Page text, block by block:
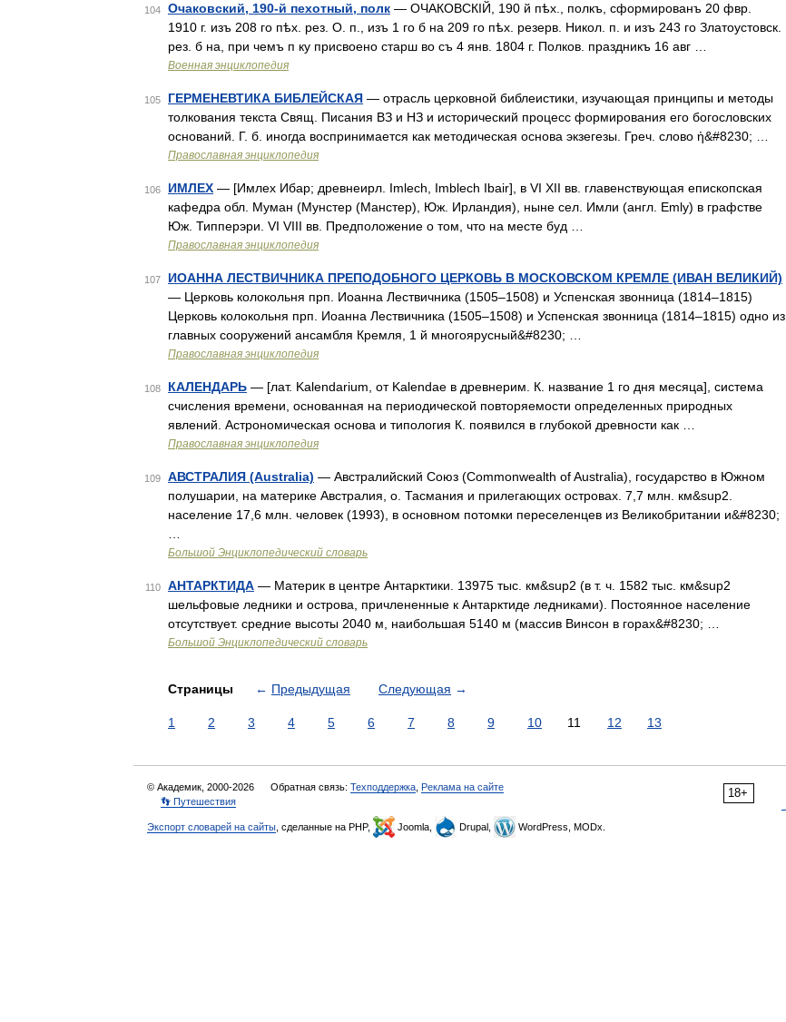
104 Очаковский, 190-й пехотный, полк — ОЧАКОВСКІЙ, 190 й пѣх., полкъ, сформированъ 20 фвр.
1910 г. изъ 208 го пѣх. рез. О. п., изъ 1 го б на 209 го пѣх. резерв. Никол. п. и изъ 243 го Златоустовск.
рез. б на, при чемъ п ку присвоено старш во съ 4 янв. 1804 г. Полков. праздникъ 16 авг …
Военная энциклопедия
105 ГЕРМЕНЕВТИКА БИБЛЕЙСКАЯ — отрасль церковной библеистики, изучающая принципы и методы
толкования текста Свящ. Писания ВЗ и НЗ и исторический процесс формирования его богословских
оснований. Г. б. иногда воспринимается как методическая основа экзегезы. Греч. слово ἡ&#8230; …
Православная энциклопедия
106 ИМЛЕХ — [Имлех Ибар; древнеирл. Imlech, Imblech Ibair], в VI XII вв. главенствующая епископская
кафедра обл. Муман (Мунстер (Манстер), Юж. Ирландия), ныне сел. Имли (англ. Emly) в графстве
Юж. Типперэри. VI VIII вв. Предположение о том, что на месте буд …
Православная энциклопедия
107
ИОАННА ЛЕСТВИЧНИКА ПРЕПОДОБНОГО ЦЕРКОВЬ В МОСКОВСКОМ КРЕМЛЕ (ИВАН ВЕЛИКИЙ)
— Церковь колокольня прп. Иоанна Лествичника (1505–1508) и Успенская звонница (1814–1815)
Церковь колокольня прп. Иоанна Лествичника (1505–1508) и Успенская звонница (1814–1815) одно из
главных сооружений ансамбля Кремля, 1 й многоярусный&#8230; …
Православная энциклопедия
108 КАЛЕНДАРЬ — [лат. Kalendarium, от Kalendae в древнерим. К. название 1 го дня месяца], система
счисления времени, основанная на периодической повторяемости определенных природных
явлений. Астрономическая основа и типология К. появился в глубокой древности как …
Православная энциклопедия
109 АВСТРАЛИЯ (Australia) — Австралийский Союз (Commonwealth of Australia), государство в Южном
полушарии, на материке Австралия, о. Тасмания и прилегающих островах. 7,7 млн. км&sup2.
население 17,6 млн. человек (1993), в основном потомки переселенцев из Великобритании и&#8230;
Большой Энциклопедический словарь
110 АНТАРКТИДА — Материк в центре Антарктики. 13975 тыс. км&sup2 (в т. ч. 1582 тыс. км&sup2
шельфовые ледники и острова, причлененные к Антарктиде ледниками). Постоянное население
отсутствует. средние высоты 2040 м, наибольшая 5140 м (массив Винсон в горах&#8230; …
Большой Энциклопедический словарь
Страницы ← Предыдущая Следующая →
1 2 3 4 5 6 7 8 9 10 11 12 13
18+
© Академик, 2000-2026 Обратная связь: Техподдержка Реклама на сайте
👣 Путешествия
Экспорт словарей на сайты , сделанные на PHP, Joomla, Drupal, WordPress, MODx.